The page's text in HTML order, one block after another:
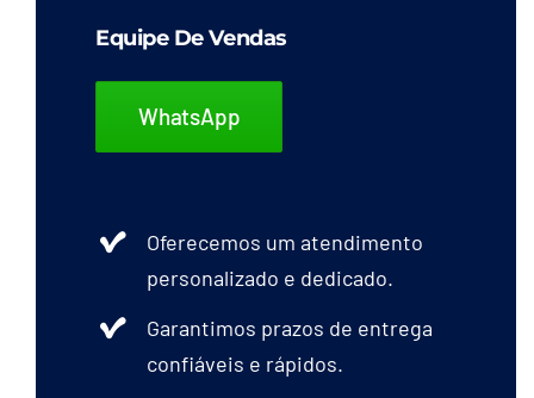
Equipe De Vendas
WhatsApp
Oferecemos um atendimento
personalizado e dedicado.
Garantimos prazos de entrega
confiáveis e rápidos.